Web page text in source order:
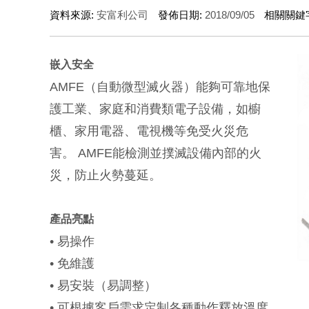
資料來源: 安富利公司 發佈日期: 2018/09/05 相關關鍵
嵌入安全
AMFE（自動微型滅火器）能夠可靠地保
護工業、家庭和消費類電子設備，如櫥
櫃、家用電器、電視機等免受火災危
害。 AMFE能檢測並撲滅設備內部的火
災，防止火勢蔓延。
產品亮點
• 易操作
• 免維護
• 易安裝（易調整）